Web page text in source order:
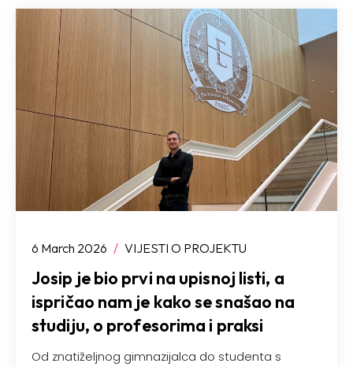
6 March 2026 / VIJESTI O PROJEKTU
Josip je bio prvi na upisnoj listi, a
ispričao nam je kako se snašao na
studiju, o profesorima i praksi
Od znatiželjnog gimnazijalca do studenta s